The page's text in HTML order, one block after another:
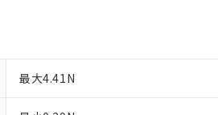
最大4.41N